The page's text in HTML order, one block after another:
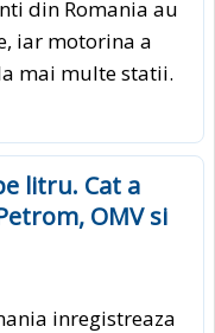
din Romania au
iar motorina a
mai multe statii.
litru. Cat a
OMV si
inregistreaza